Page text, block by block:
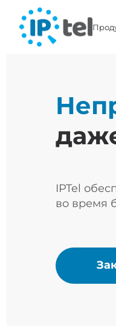
IPTel
во время